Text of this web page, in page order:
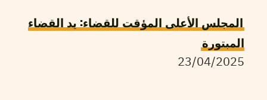
المجلس الأعلى المؤقت للقضاء: يد القضاء
المبتورة
23/04/2025